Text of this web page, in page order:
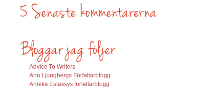
Advice To Writers
Ann Ljungbergs Författarblogg
Annika Estassys författarblogg